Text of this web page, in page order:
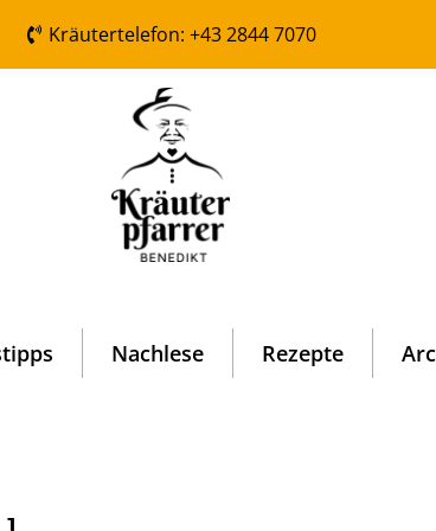
Kräutertelefon: +43 2844 7070
Nachlese Rezepte